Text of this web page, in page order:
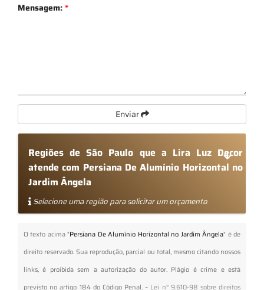
Mensagem:*
Enviar
Regiões de São Paulo que a Lira Luz Decor
atende com Persiana De Alumínio Horizontal no
Jardim Ângela
Selecione uma região para solicitar um orçamento
O texto acima "Persiana De Alumínio Horizontal no Jardim Ângela" é de
direito reservado. Sua reprodução, parcial ou total, mesmo citando nossos
links, é proibida sem a autorização do autor. Plágio é crime e está
previsto no artigo 184 do Código Penal. – Lei n° 9.610-98 sobre direitos